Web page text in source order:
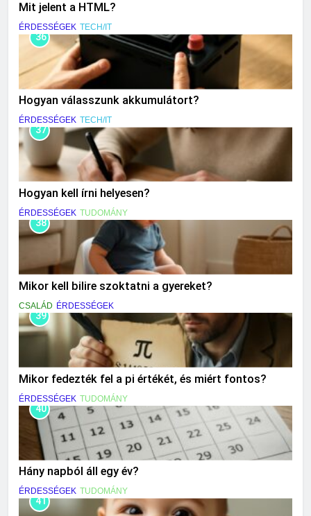
Mit jelent a HTML?
ÉRDESSÉGEK TECH/IT
36
Hogyan válasszunk akkumulátort?
ÉRDESSÉGEK TECH/IT
37
Hogyan kell írni helyesen?
ÉRDESSÉGEK TUDOMÁNY
38
Mikor kell bilire szoktatni a gyereket?
CSALÁD ÉRDESSÉGEK
39
Mikor fedezték fel a pi értékét, és miért fontos?
ÉRDESSÉGEK TUDOMÁNY
40
Hány napból áll egy év?
ÉRDESSÉGEK TUDOMÁNY
41